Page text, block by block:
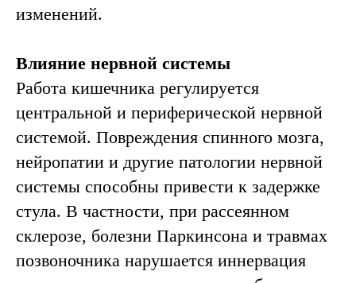
изменений.
Влияние нервной системы
Работа кишечника регулируется
центральной и периферической нервной
системой. Повреждения спинного мозга,
нейропатии и другие патологии нервной
системы способны привести к задержке
стула. В частности, при рассеянном
склерозе, болезни Паркинсона и травмах
позвоночника нарушается иннервация